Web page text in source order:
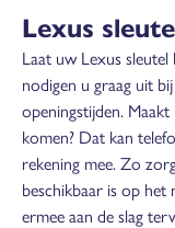
Lexus
Laat uw Lexus
nodigen u graag uit
openingstijden.
komen? Dat kan
rekening mee. Zo
beschikbaar is op het
ermee aan de slag